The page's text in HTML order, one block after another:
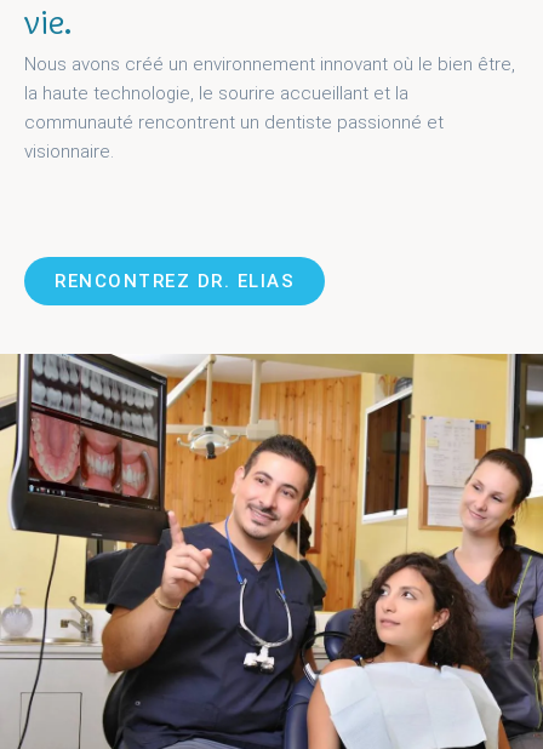
vie.
Nous avons créé un environnement innovant où le bien être,
la haute technologie, le sourire accueillant et la
communauté rencontrent un dentiste passionné et
visionnaire.
RENCONTREZ DR. ELIAS